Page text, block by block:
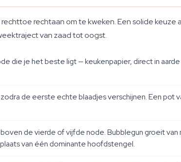
rechttoe rechtaan om te kweken. Een solide
van zaad tot oogst.
die je het beste ligt — keukenpapier, direct in
de eerste echte blaadjes verschijnen. Een
de vierde of vijfde node. Bubblegun groeit
van één dominante hoofdstengel.